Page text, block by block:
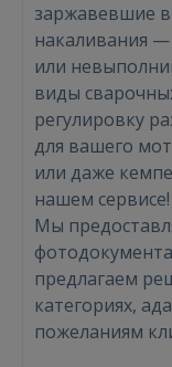
Войти
заржавевшие
накаливания
или
виды
регулировку
для вашего
или даже
нашем сервисе!
Мы
предлагаем
категориях,
пожеланиям